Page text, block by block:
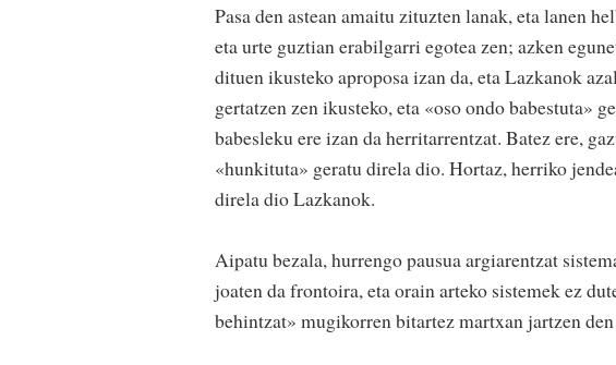
Pasa den astean amaitu zituzten lanak, eta lanen
eta urte guztian erabilgarri egotea zen; azken
dituen ikusteko aproposa izan da, eta Lazkanok
gertatzen zen ikusteko, eta «oso ondo babestuta»
babesleku ere izan da herritarrentzat. Batez ere,
«hunkituta» geratu direla dio. Hortaz, herriko
direla dio Lazkanok.
Aipatu bezala, hurrengo pausua argiarentzat
joaten da frontoira, eta orain arteko sistemek ez
behintzat» mugikorren bitartez martxan jartzen